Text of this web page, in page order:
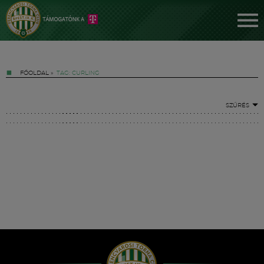
FŐOLDAL » TAG: CURLING
SZŰRÉS
Hírek